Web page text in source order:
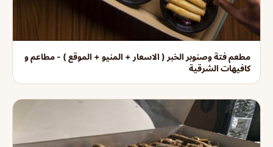
مطعم فتة وصنوبر الخبر ( الاسعار + المنيو + الموقع ) - مطاعم و
كافيهات الشرقية